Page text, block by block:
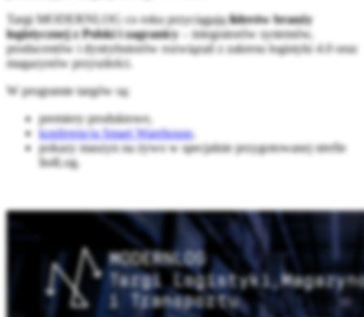
Targi MODERNLOG co roku przyciągająliderów branży
logistycznej z Polski i zagranicy– integratorów systemów,
producentów i dystrybutorów rozwiązań z zakresu logistyki 4.0 oraz
magazynów przyszłości.
W programie targów są:
premiery produktowe,
konferencja Smart Warehouse,
pokazy maszyn na żywo w specjalnie przygotowanej strefie
In4Log.